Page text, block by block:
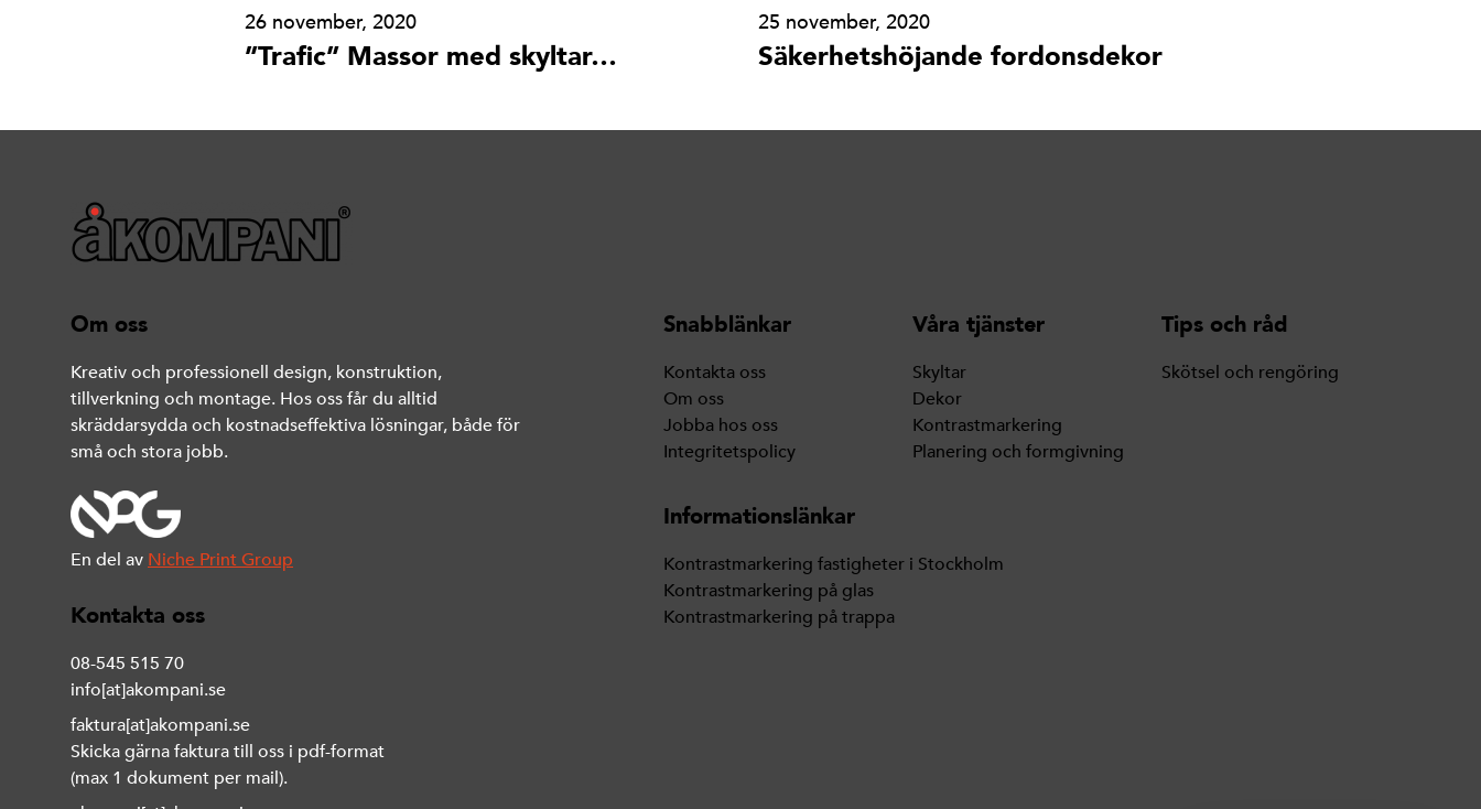
26 november, 2020
”Trafic” Massor med skyltar…
25 november, 2020
Säkerhetshöjande fordonsdekor
Om oss
Kreativ och professionell design, konstruktion,
tillverkning och montage. Hos oss får du alltid
skräddarsydda och kostnadseffektiva lösningar, både för
små och stora jobb.
En del av Niche Print Group
Kontakta oss
08-545 515 70
info[at]akompani.se
faktura[at]akompani.se
Skicka gärna faktura till oss i pdf-format
(max 1 dokument per mail).
Snabblänkar
Kontakta oss
Om oss
Jobba hos oss
Integritetspolicy
Våra tjänster
Skyltar
Dekor
Kontrastmarkering
Planering och formgivning
Tips och råd
Skötsel och rengöring
Informationslänkar
Kontrastmarkering fastigheter i Stockholm
Kontrastmarkering på glas
Kontrastmarkering på trappa